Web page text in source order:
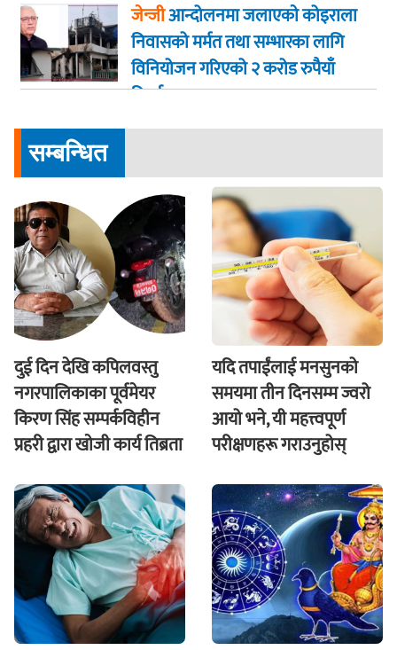
जेन्जीआन्दोलनमा जलाएकाे कोइराला
निवासको मर्मत तथा सम्भारका लागि
विनियोजन गरिएको २ करोड रुपैयाँ
फिर्ता
सम्बन्धित
दुई दिन देखि कपिलवस्तु
नगरपालिकाका पूर्वमेयर
किरण सिंह सम्पर्कविहीन
प्रहरी द्वारा खाेजी कार्य तिब्रता
यदि तपाईंलाई मनसुनको
समयमा तीन दिनसम्म ज्वरो
आयो भने, यी महत्त्वपूर्ण
परीक्षणहरू गराउनुहोस्